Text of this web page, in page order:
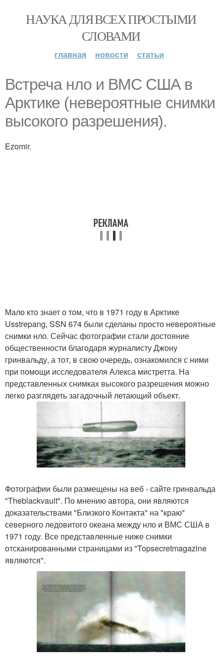
НАУКА ДЛЯ ВСЕХ ПРОСТЫМИ
СЛОВАМИ
главная новости статьи
Встреча нло и ВМС США в
Арктике (невероятные снимки
высокого разрешения).
Ezomir.
Мало кто знает о том, что в 1971 году в Арктике
Usstrepang, SSN 674 были сделаны просто невероятные
снимки нло. Сейчас фотографии стали достояние
общественности благодаря журналисту Джону
гринвальду, а тот, в свою очередь, ознакомился с ними
при помощи исследователя Алекса мистретта. На
представленных снимках высокого разрешения можно
легко разглядеть загадочный летающий объект.
Фотографии были размещены на веб - сайте гринвальда
"Theblackvault". По мнению автора, они являются
доказательствами "Близкого Контакта" на "краю"
северного ледовитого океана между нло и ВМС США в
1971 году. Все представленные ниже снимки
отсканированными страницами из "Topsecretmagazine
являются".